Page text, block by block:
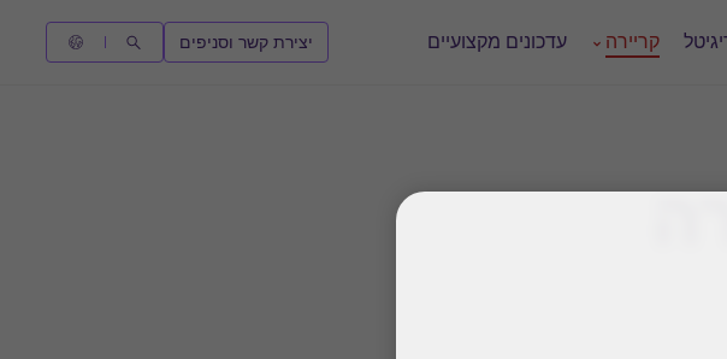
קריירה עדכונים מקצועיים יצירת קשר וסניפים